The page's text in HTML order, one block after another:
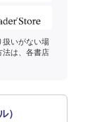
いがない場
法は、各書店
）